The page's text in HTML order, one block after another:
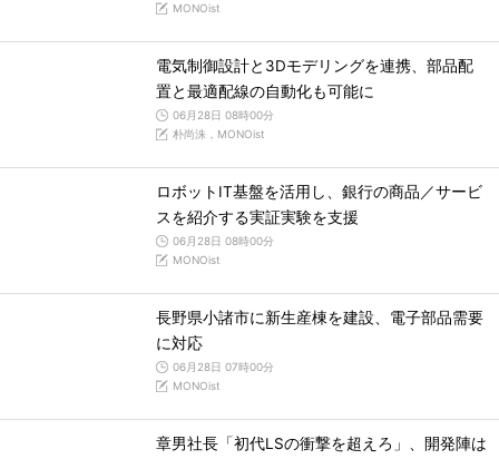
MONOist
電気制御設計と3Dモデリングを連携、部品配
置と最適配線の自動化も可能に
06月28日 08時00分
朴尚洙，MONOist
ロボットIT基盤を活用し、銀行の商品／サービ
スを紹介する実証実験を支援
06月28日 08時00分
MONOist
長野県小諸市に新生産棟を建設、電子部品需要
に対応
06月28日 07時00分
MONOist
章男社長「初代LSの衝撃を超えろ」、開発陣は